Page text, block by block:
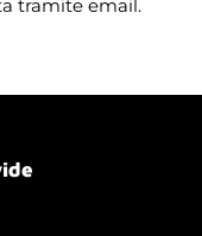
tramite email.